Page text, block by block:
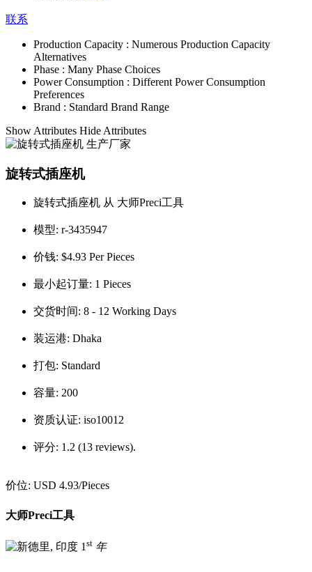
联系
Production Capacity : Numerous Production Capacity
Alternatives
Phase : Many Phase Choices
Power Consumption : Different Power Consumption
Preferences
Brand : Standard Brand Range
Show Attributes Hide Attributes
旋转式插座机
旋转式插座机 从 大师Preci工具
模型: r-3435947
价钱: $4.93 Per Pieces
最小起订量: 1 Pieces
交货时间: 8 - 12 Working Days
装运港: Dhaka
打包: Standard
容量: 200
资质认证: iso10012
评分: 1.2 (13 reviews).
价位: USD 4.93/Pieces
大师Preci工具
1 st 年